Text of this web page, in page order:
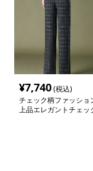
¥7,740(税込)
チェック柄ファッショ
上品エレガントチェッ